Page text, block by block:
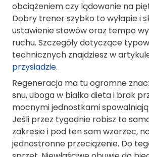
obciążeniem czy lądowanie na
Dobry trener szybko to wyłapie i
ustawienie stawów oraz tempo
ruchu. Szczegóły dotyczące
technicznych znajdziesz w
przysiadzie.
Regeneracja ma tu ogromne
snu, uboga w białko dieta i brak
mocnymi jednostkami
Jeśli przez tygodnie robisz to
zakresie i pod ten sam wzorzec,
jednostronne przeciążenie. Do